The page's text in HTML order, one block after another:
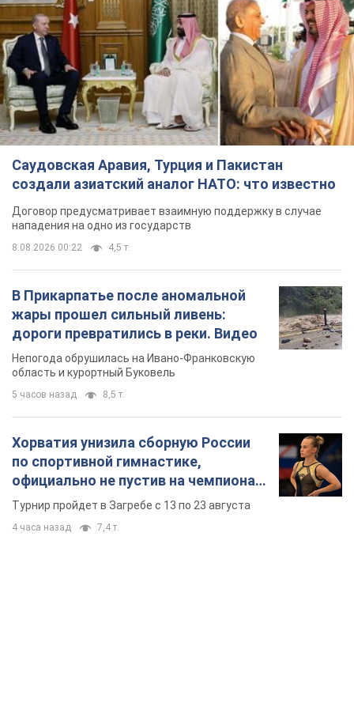
Саудовская Аравия, Турция и Пакистан
создали азиатский аналог НАТО: что известно
Договор предусматривает взаимную поддержку в случае
нападения на одно из государств
8.08.2026 00:22 4,5 т.
В Прикарпатье после аномальной
жары прошел сильный ливень:
дороги превратились в реки. Видео
область и курортный Буковель
Хорватия унизила сборную России
по спортивной гимнастике,
официально не пустив на чемпионат
Европы основных спортсменов
4 часа назад 7,4 т.